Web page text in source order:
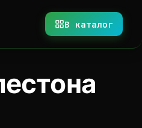
В каталог